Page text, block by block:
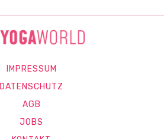
IMPRESSUM
DATENSCHUTZ
AGB
JOBS